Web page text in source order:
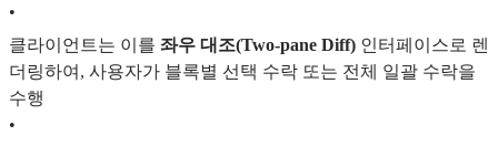
•
클라이언트는 이를 좌우 대조(Two-pane Diff) 인터페이스로 렌
더링하여, 사용자가 블록별 선택 수락 또는 전체 일괄 수락을
수행
•